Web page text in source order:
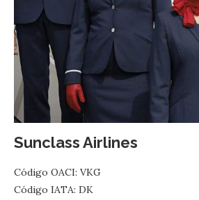
Sunclass Airlines
Código OACI: VKG
Código IATA: DK